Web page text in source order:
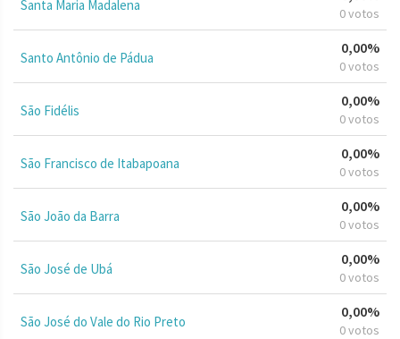
Santa Maria Madalena 0 votos
Santo Antônio de Pádua
0,00%
0 votos
São Fidélis
0,00%
0 votos
São Francisco de Itabapoana
0,00%
0 votos
São João da Barra
0,00%
0 votos
São José de Ubá
0,00%
0 votos
São José do Vale do Rio Preto
0,00%
0 votos